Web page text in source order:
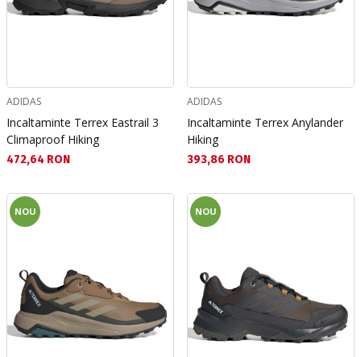
ADIDAS
Incaltaminte Terrex Eastrail 3
Climaproof Hiking
Текуща цена:
472,64 RON
ADIDAS
Incaltaminte Terrex Anylander
Hiking
Текуща цена:
393,86 RON
NOU NOU